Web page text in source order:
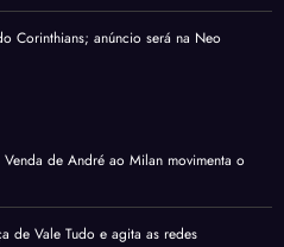
Corinthians; anúncio será na Neo
de André ao Milan movimenta o
de Vale Tudo e agita as redes